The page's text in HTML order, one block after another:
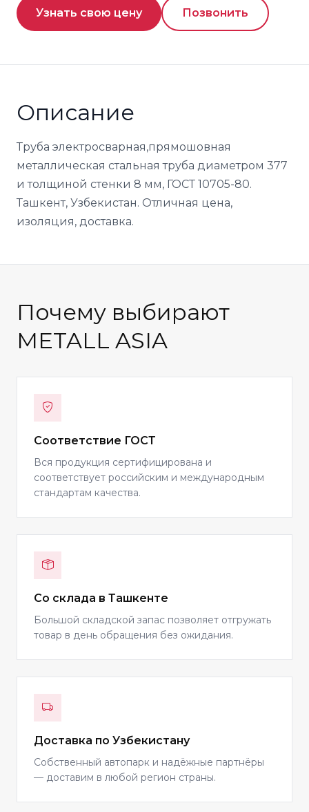
Узнать свою цену Позвонить
Описание
Труба электросварная,прямошовная
металлическая стальная труба диаметром 377
и толщиной стенки 8 мм, ГОСТ 10705-80.
Ташкент, Узбекистан. Отличная цена,
изоляция, доставка.
Почему выбирают
METALL ASIA
Соответствие ГОСТ
Вся продукция сертифицирована и
соответствует российским и международным
стандартам качества.
Со склада в Ташкенте
Большой складской запас позволяет отгружать
товар в день обращения без ожидания.
Доставка по Узбекистану
Собственный автопарк и надёжные партнёры
— доставим в любой регион страны.